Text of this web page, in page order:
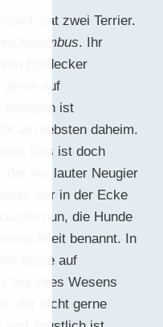
hat zwei Terrier.
Kolumbus. Ihr
Entdecker
gerne auf
dagegen ist
am liebsten daheim.
Das ist doch
der vor lauter Neugier
der in der Ecke
nun, die Hunde
benannt. In
gerne auf
Teil ihres Wesens
der nicht gerne